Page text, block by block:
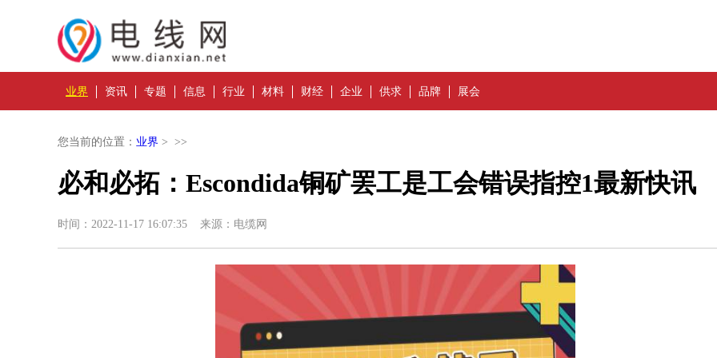
业界 资讯 专题 信息 行业 材料 财经 企业 供求 品牌 展会
您当前的位置： 业界 > >>
必和必拓：Escondida铜矿罢工是工会错误指控1最新快讯
时间：2022-11-17 16:07:35 来源：电缆网